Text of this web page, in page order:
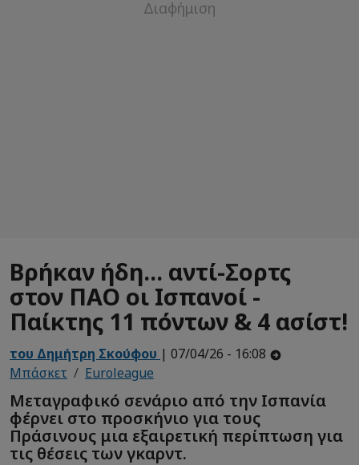
Βρήκαν ήδη... αντί-Σορτς
στον ΠΑΟ οι Ισπανοί -
Παίκτης 11 πόντων & 4 ασίστ!
του Δημήτρη Σκούφου | 07/04/26 - 16:08
Μπάσκετ
Euroleague
Μεταγραφικό σενάριο από την Ισπανία
φέρνει στο προσκήνιο για τους
Πράσινους μια εξαιρετική περίπτωση για
τις θέσεις των γκαρντ.